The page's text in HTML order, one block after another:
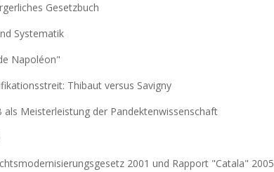
Gesetzbuch
Systematik
Napoléon"
Thibaut versus Savigny
als Meisterleistung der Pandektenwissenschaft
2001 und Rapport "Catala" 2005